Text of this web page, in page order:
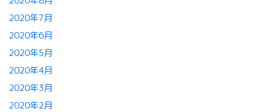
2020年7月
2020年6月
2020年5月
2020年4月
2020年3月
2020年2月